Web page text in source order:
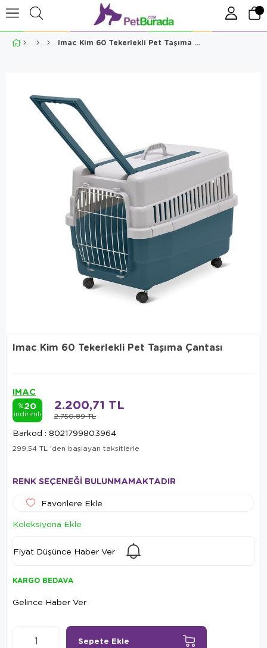
Imac Kim 60 Tekerlekli Pet Taşıma Çantası
Imac Kim 60 Tekerlekli Pet Taşıma Çantası
IMAC
%20
indirimli 2.750,89 TL
2.200,71 TL
Barkod : 8021799803964
299,54 TL 'den başlayan taksitlerle
RENK SEÇENEĞİ BULUNMAMAKTADIR
Favorilere Ekle
Koleksiyona Ekle
Fiyat Düşünce Haber Ver
KARGO BEDAVA
Gelince Haber Ver